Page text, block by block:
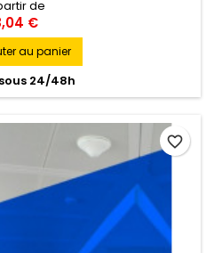
de
€
au panier
24/48h
favorite_border